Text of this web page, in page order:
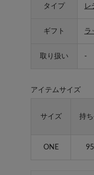
タイプ レ
ギフト ラ
取り扱い -
アイテムサイズ
サイズ 持
ONE 95